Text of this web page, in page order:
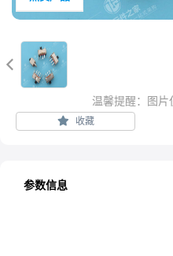

温馨提醒：图片
收藏
参数信息